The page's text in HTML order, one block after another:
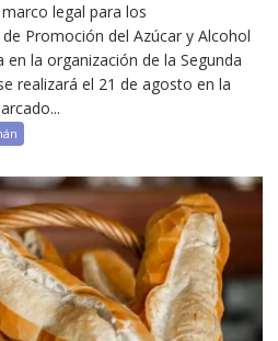
legal para los
Promoción del Azúcar y Alcohol
en la organización de la Segunda
realizará el 21 de agosto en la